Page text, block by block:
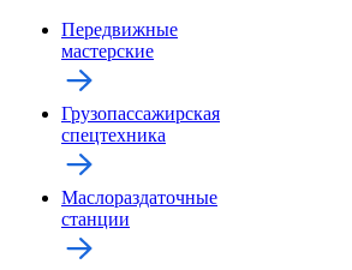
Передвижные
мастерские
Грузопассажирская
спецтехника
Маслораздаточные
станции